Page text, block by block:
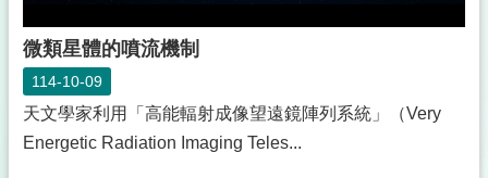
微類星體的噴流機制
114-10-09
天文學家利用「高能輻射成像望遠鏡陣列系統」（Very
Energetic Radiation Imaging Teles...